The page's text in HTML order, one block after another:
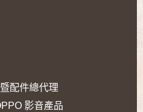
配件總代理
影音產品